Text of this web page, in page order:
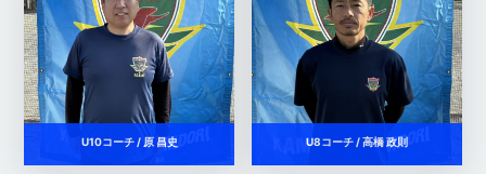
U10コーチ / 原 昌史 U8コーチ / 高橋 政則